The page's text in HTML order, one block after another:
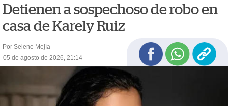
Detienen a sospechoso de robo en
casa de Karely Ruiz
Por Selene Mejía
05 de agosto de 2026, 21:14